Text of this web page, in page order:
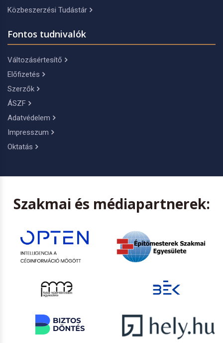
Közbeszerzési Tudástár
Fontos tudnivalók
Változásértesítő
Előfizetés
Szerzők
ÁSZF
Adatvédelem
Impresszum
Oktatás
Szakmai és médiapartnerek: